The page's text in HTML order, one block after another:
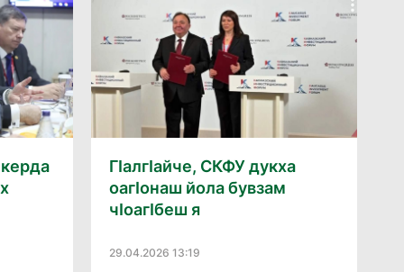
Гӏалгӏайче, СКФУ дукха
оагӏонаш йола бувзам
чӏоагӏбеш я
29.04.2026 13:19